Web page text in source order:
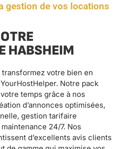
gestion de vos locations
HABSHEIM
votre bien en
Notre pack
temps grâce à nos
d’annonces optimisées,
gestion tarifaire
24/7. Nos
d’excellents avis clients